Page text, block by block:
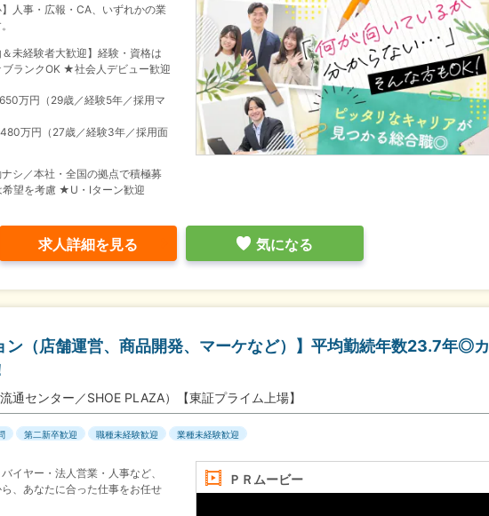
】人事・広報・CA、いずれかの業
＆未経験者大歓迎】経験・資格は
ランクOK ★社会人デビュー歓迎
万円（29歳／経験5年／採用マ
万円（27歳／経験3年／採用面
ナシ／本社・全国の拠点で積極募
望を考慮 ★U・Iターン歓迎
求人詳細を見る 気になる
ン（店舗運営、商品開発、マーケなど）】平均勤続年数23.7年◎カ
通センター／SHOE PLAZA）【東証プライム上場】
第二新卒歓迎 職種未経験歓迎 業種未経験歓迎
ＰＲムービー
イヤー・法人営業・人事など、
、あなたに合った仕事をお任せ